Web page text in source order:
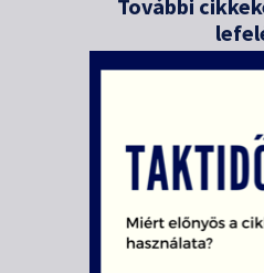
További